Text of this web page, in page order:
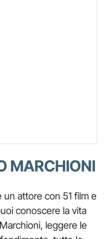
MARCHIONI
un attore con 51 film e
conoscere la vita
leggere le